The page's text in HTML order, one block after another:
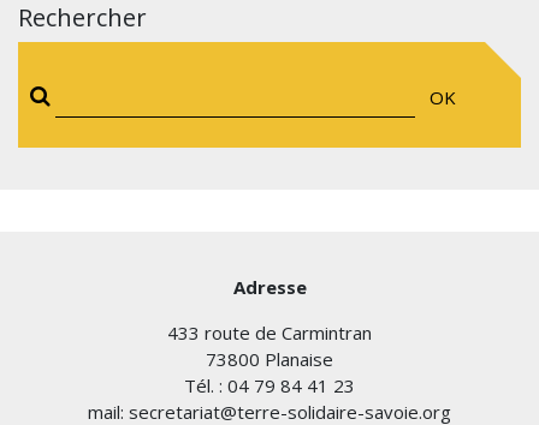
Rechercher
OK
Adresse
433 route de Carmintran
73800 Planaise
Tél. : 04 79 84 41 23
mail: secretariat@terre-solidaire-savoie.org